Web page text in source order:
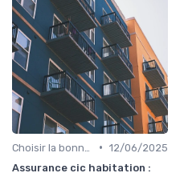
• 12/06/2025
Assurance cic habitation :